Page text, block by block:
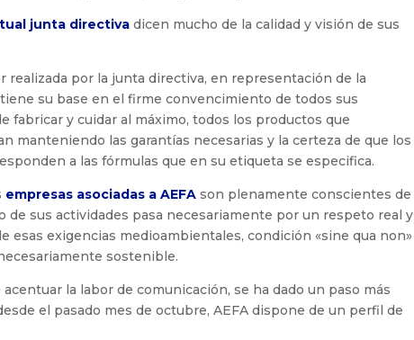
junta directiva dicen mucho de la calidad y visión de sus
realizada por la junta directiva, en representación de la
su base en el firme convencimiento de todos sus
fabricar y cuidar al máximo, todos los productos que
manteniendo las garantías necesarias y la certeza de que los
a las fórmulas que en su etiqueta se especifica.
empresas asociadas a AEFA son plenamente conscientes de
de sus actividades pasa necesariamente por un respeto real y
esas exigencias medioambientales, condición «sine qua non»
sostenible.
la labor de comunicación, se ha dado un paso más
el pasado mes de octubre, AEFA dispone de un perfil de